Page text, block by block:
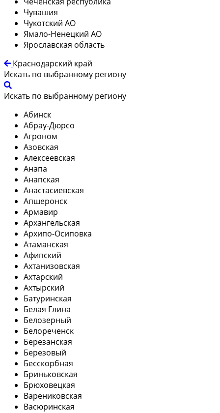
Чувашия
Чукотский АО
Ямало-Ненецкий АО
Ярославская область
Краснодарский край
Искать по выбранному региону
Искать по выбранному региону
Абинск
Абрау-Дюрсо
Агроном
Азовская
Алексеевская
Анапа
Анапская
Анастасиевская
Апшеронск
Армавир
Архангельская
Архипо-Осиповка
Атаманская
Афипский
Ахтанизовская
Ахтарский
Ахтырский
Батуринская
Белая Глина
Белозерный
Белореченск
Березанская
Березовый
Бесскорбная
Бриньковская
Брюховецкая
Варениковская
Васюринская